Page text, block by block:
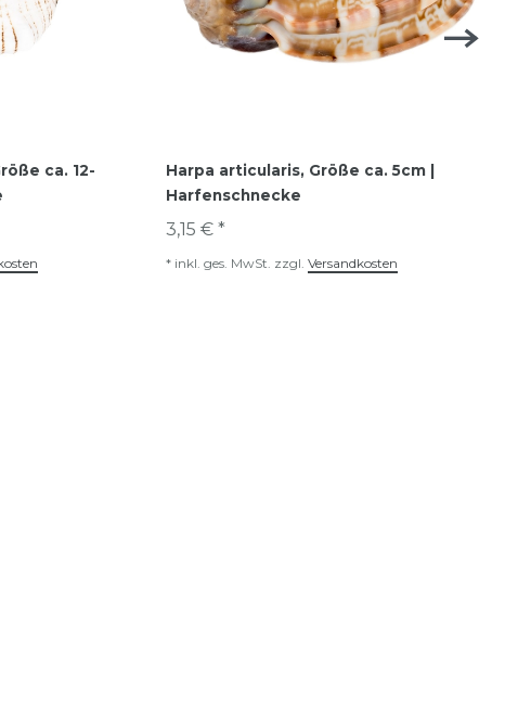
ca. 12-
Harpa articularis, Größe ca. 5cm |
Harfenschnecke
3,15 € *
* inkl. ges. MwSt. zzgl. Versandkosten